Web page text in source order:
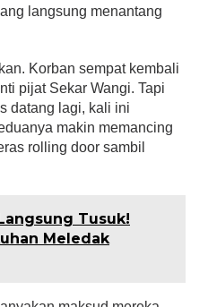
langsung menantang
Korban sempat kembali
pijat Sekar Wangi. Tapi
datang lagi, kali ini
makin memancing
rolling door sambil
Tusuk!
Meledak